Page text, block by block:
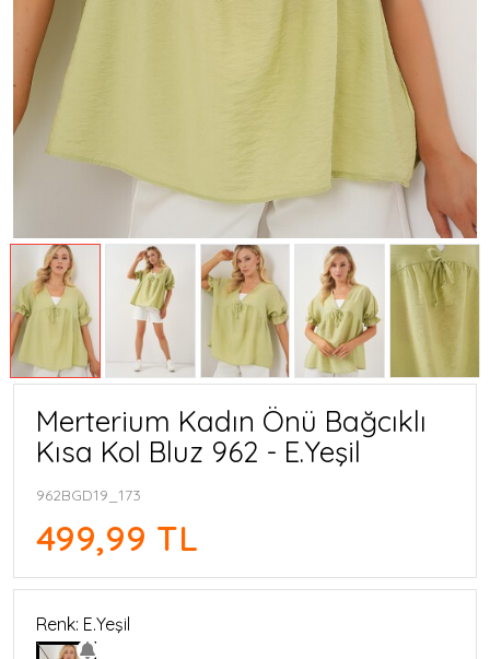
Merterium Kadın Önü Bağcıklı
Kısa Kol Bluz 962 - E.Yeşil
962BGD19_173
499,99 TL
Renk: E.Yeşil